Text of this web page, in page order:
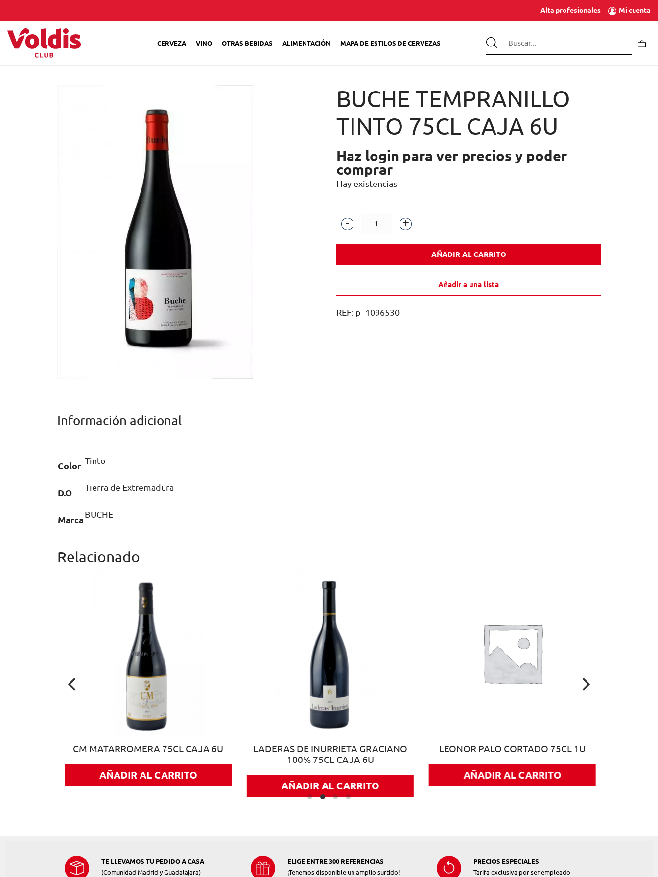
Alta profesionales Mi cuenta
CERVEZA VINO OTRAS BEBIDAS ALIMENTACIÓN MAPA DE ESTILOS DE CERVEZAS
BUCHE TEMPRANILLO
TINTO 75CL CAJA 6U
Haz login para ver precios y poder
comprar
Hay existencias
BUCHE
TEMPRANILLO
cantidad
AÑADIR AL CARRITO
Añadir a una lista
REF: p_1096530
Información adicional
Color
Tinto
D.O
Tierra de Extremadura
Marca
BUCHE
Relacionado
CM MATARROMERA 75CL CAJA 6U
AÑADIR AL CARRITO
LADERAS DE INURRIETA GRACIANO
100% 75CL CAJA 6U
AÑADIR AL CARRITO
LEONOR PALO CORTADO 75CL 1U
AÑADIR AL CARRITO
TE LLEVAMOS TU PEDIDO A CASA
(Comunidad Madrid y Guadalajara)
ELIGE ENTRE 300 REFERENCIAS
¡Tenemos disponible un amplio surtido!
PRECIOS ESPECIALES
Tarifa exclusiva por ser empleado